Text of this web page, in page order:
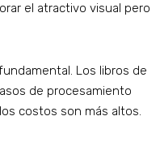
el atractivo visual pero
Los libros de
de procesamiento
costos son más altos.